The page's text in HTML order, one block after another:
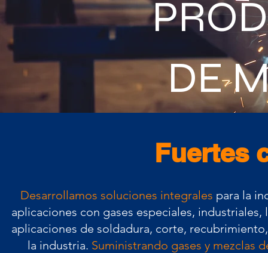
DE
Desarrollamos soluciones integrales para la
aplicaciones con gases especiales,
aplicaciones de soldadura, corte,
la industria. Suministrando gases y mezclas
Fuertes